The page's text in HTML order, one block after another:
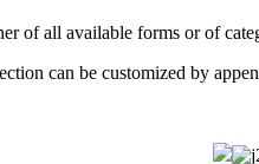
of all available forms or of
can be customized by